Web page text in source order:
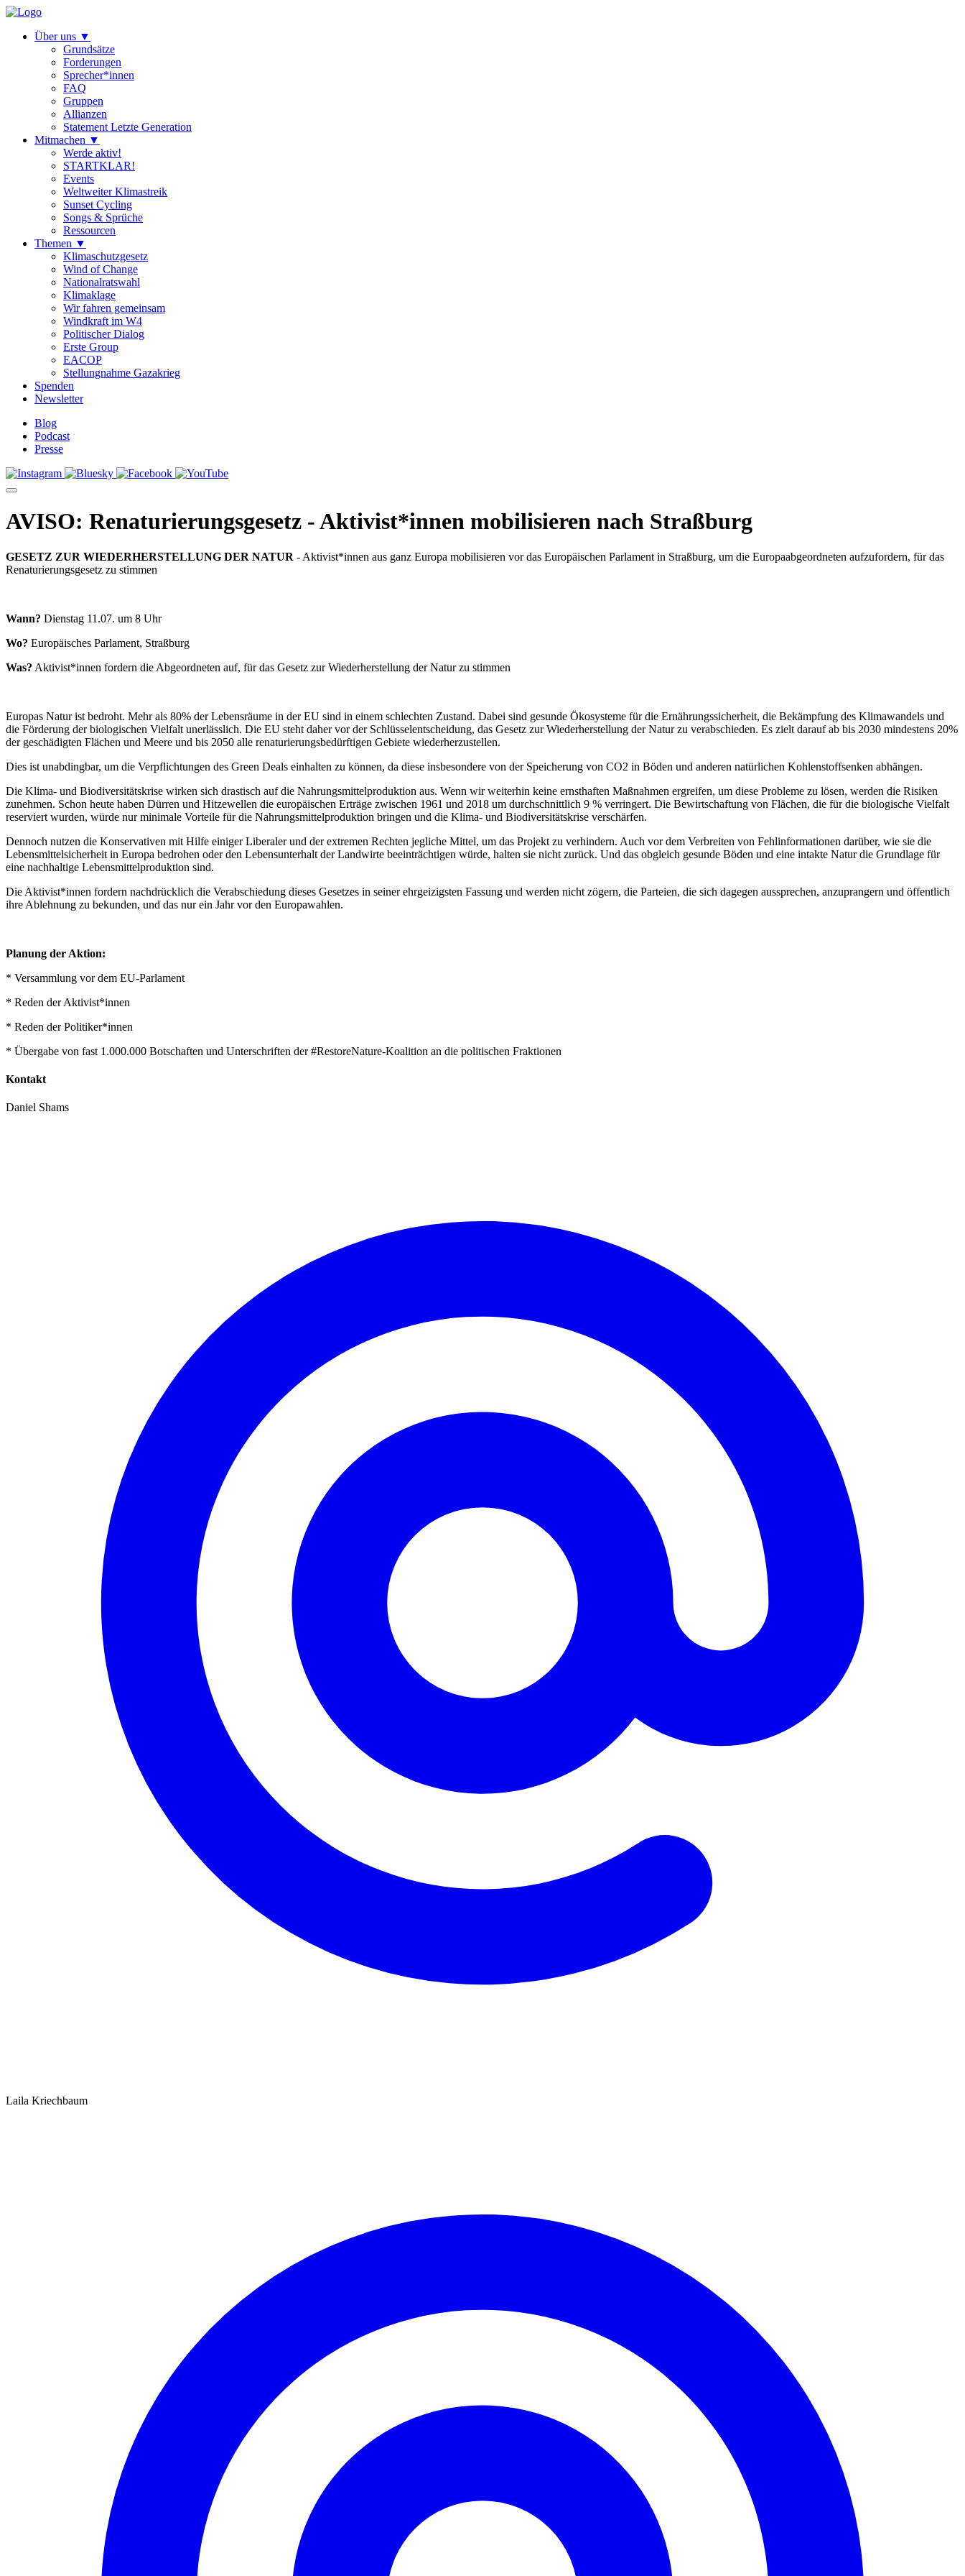
Über uns ▼
Grundsätze
Forderungen
Sprecher*innen
FAQ
Gruppen
Allianzen
Statement Letzte Generation
Mitmachen ▼
Werde aktiv!
STARTKLAR!
Events
Weltweiter Klimastreik
Sunset Cycling
Songs & Sprüche
Ressourcen
Themen ▼
Klimaschutzgesetz
Wind of Change
Nationalratswahl
Klimaklage
Wir fahren gemeinsam
Windkraft im W4
Politischer Dialog
Erste Group
EACOP
Stellungnahme Gazakrieg
Spenden
Newsletter
Blog
Podcast
Presse
AVISO: Renaturierungsgesetz - Aktivist*innen mobilisieren nach Straßburg
GESETZ ZUR WIEDERHERSTELLUNG DER NATUR - Aktivist*innen aus ganz Europa mobilisieren vor das Europäischen Parlament in Straßburg, um die Europaabgeordneten aufzufordern, für das
Renaturierungsgesetz zu stimmen
Wann? Dienstag 11.07. um 8 Uhr
Wo? Europäisches Parlament, Straßburg
Was? Aktivist*innen fordern die Abgeordneten auf, für das Gesetz zur Wiederherstellung der Natur zu stimmen
Europas Natur ist bedroht. Mehr als 80% der Lebensräume in der EU sind in einem schlechten Zustand. Dabei sind gesunde Ökosysteme für die Ernährungssicherheit, die Bekämpfung des Klimawandels und
die Förderung der biologischen Vielfalt unerlässlich. Die EU steht daher vor der Schlüsselentscheidung, das Gesetz zur Wiederherstellung der Natur zu verabschieden. Es zielt darauf ab bis 2030 mindestens 20%
der geschädigten Flächen und Meere und bis 2050 alle renaturierungsbedürftigen Gebiete wiederherzustellen.
Dies ist unabdingbar, um die Verpflichtungen des Green Deals einhalten zu können, da diese insbesondere von der Speicherung von CO2 in Böden und anderen natürlichen Kohlenstoffsenken abhängen.
Die Klima- und Biodiversitätskrise wirken sich drastisch auf die Nahrungsmittelproduktion aus. Wenn wir weiterhin keine ernsthaften Maßnahmen ergreifen, um diese Probleme zu lösen, werden die Risiken
zunehmen. Schon heute haben Dürren und Hitzewellen die europäischen Erträge zwischen 1961 und 2018 um durchschnittlich 9 % verringert. Die Bewirtschaftung von Flächen, die für die biologische Vielfalt
reserviert wurden, würde nur minimale Vorteile für die Nahrungsmittelproduktion bringen und die Klima- und Biodiversitätskrise verschärfen.
Dennoch nutzen die Konservativen mit Hilfe einiger Liberaler und der extremen Rechten jegliche Mittel, um das Projekt zu verhindern. Auch vor dem Verbreiten von Fehlinformationen darüber, wie sie die
Lebensmittelsicherheit in Europa bedrohen oder den Lebensunterhalt der Landwirte beeinträchtigen würde, halten sie nicht zurück. Und das obgleich gesunde Böden und eine intakte Natur die Grundlage für
eine nachhaltige Lebensmittelproduktion sind.
Die Aktivist*innen fordern nachdrücklich die Verabschiedung dieses Gesetzes in seiner ehrgeizigsten Fassung und werden nicht zögern, die Parteien, die sich dagegen aussprechen, anzuprangern und öffentlich
ihre Ablehnung zu bekunden, und das nur ein Jahr vor den Europawahlen.
Planung der Aktion:
* Versammlung vor dem EU-Parlament
* Reden der Aktivist*innen
* Reden der Politiker*innen
* Übergabe von fast 1.000.000 Botschaften und Unterschriften der #RestoreNature-Koalition an die politischen Fraktionen
Kontakt
Daniel Shams
Laila Kriechbaum